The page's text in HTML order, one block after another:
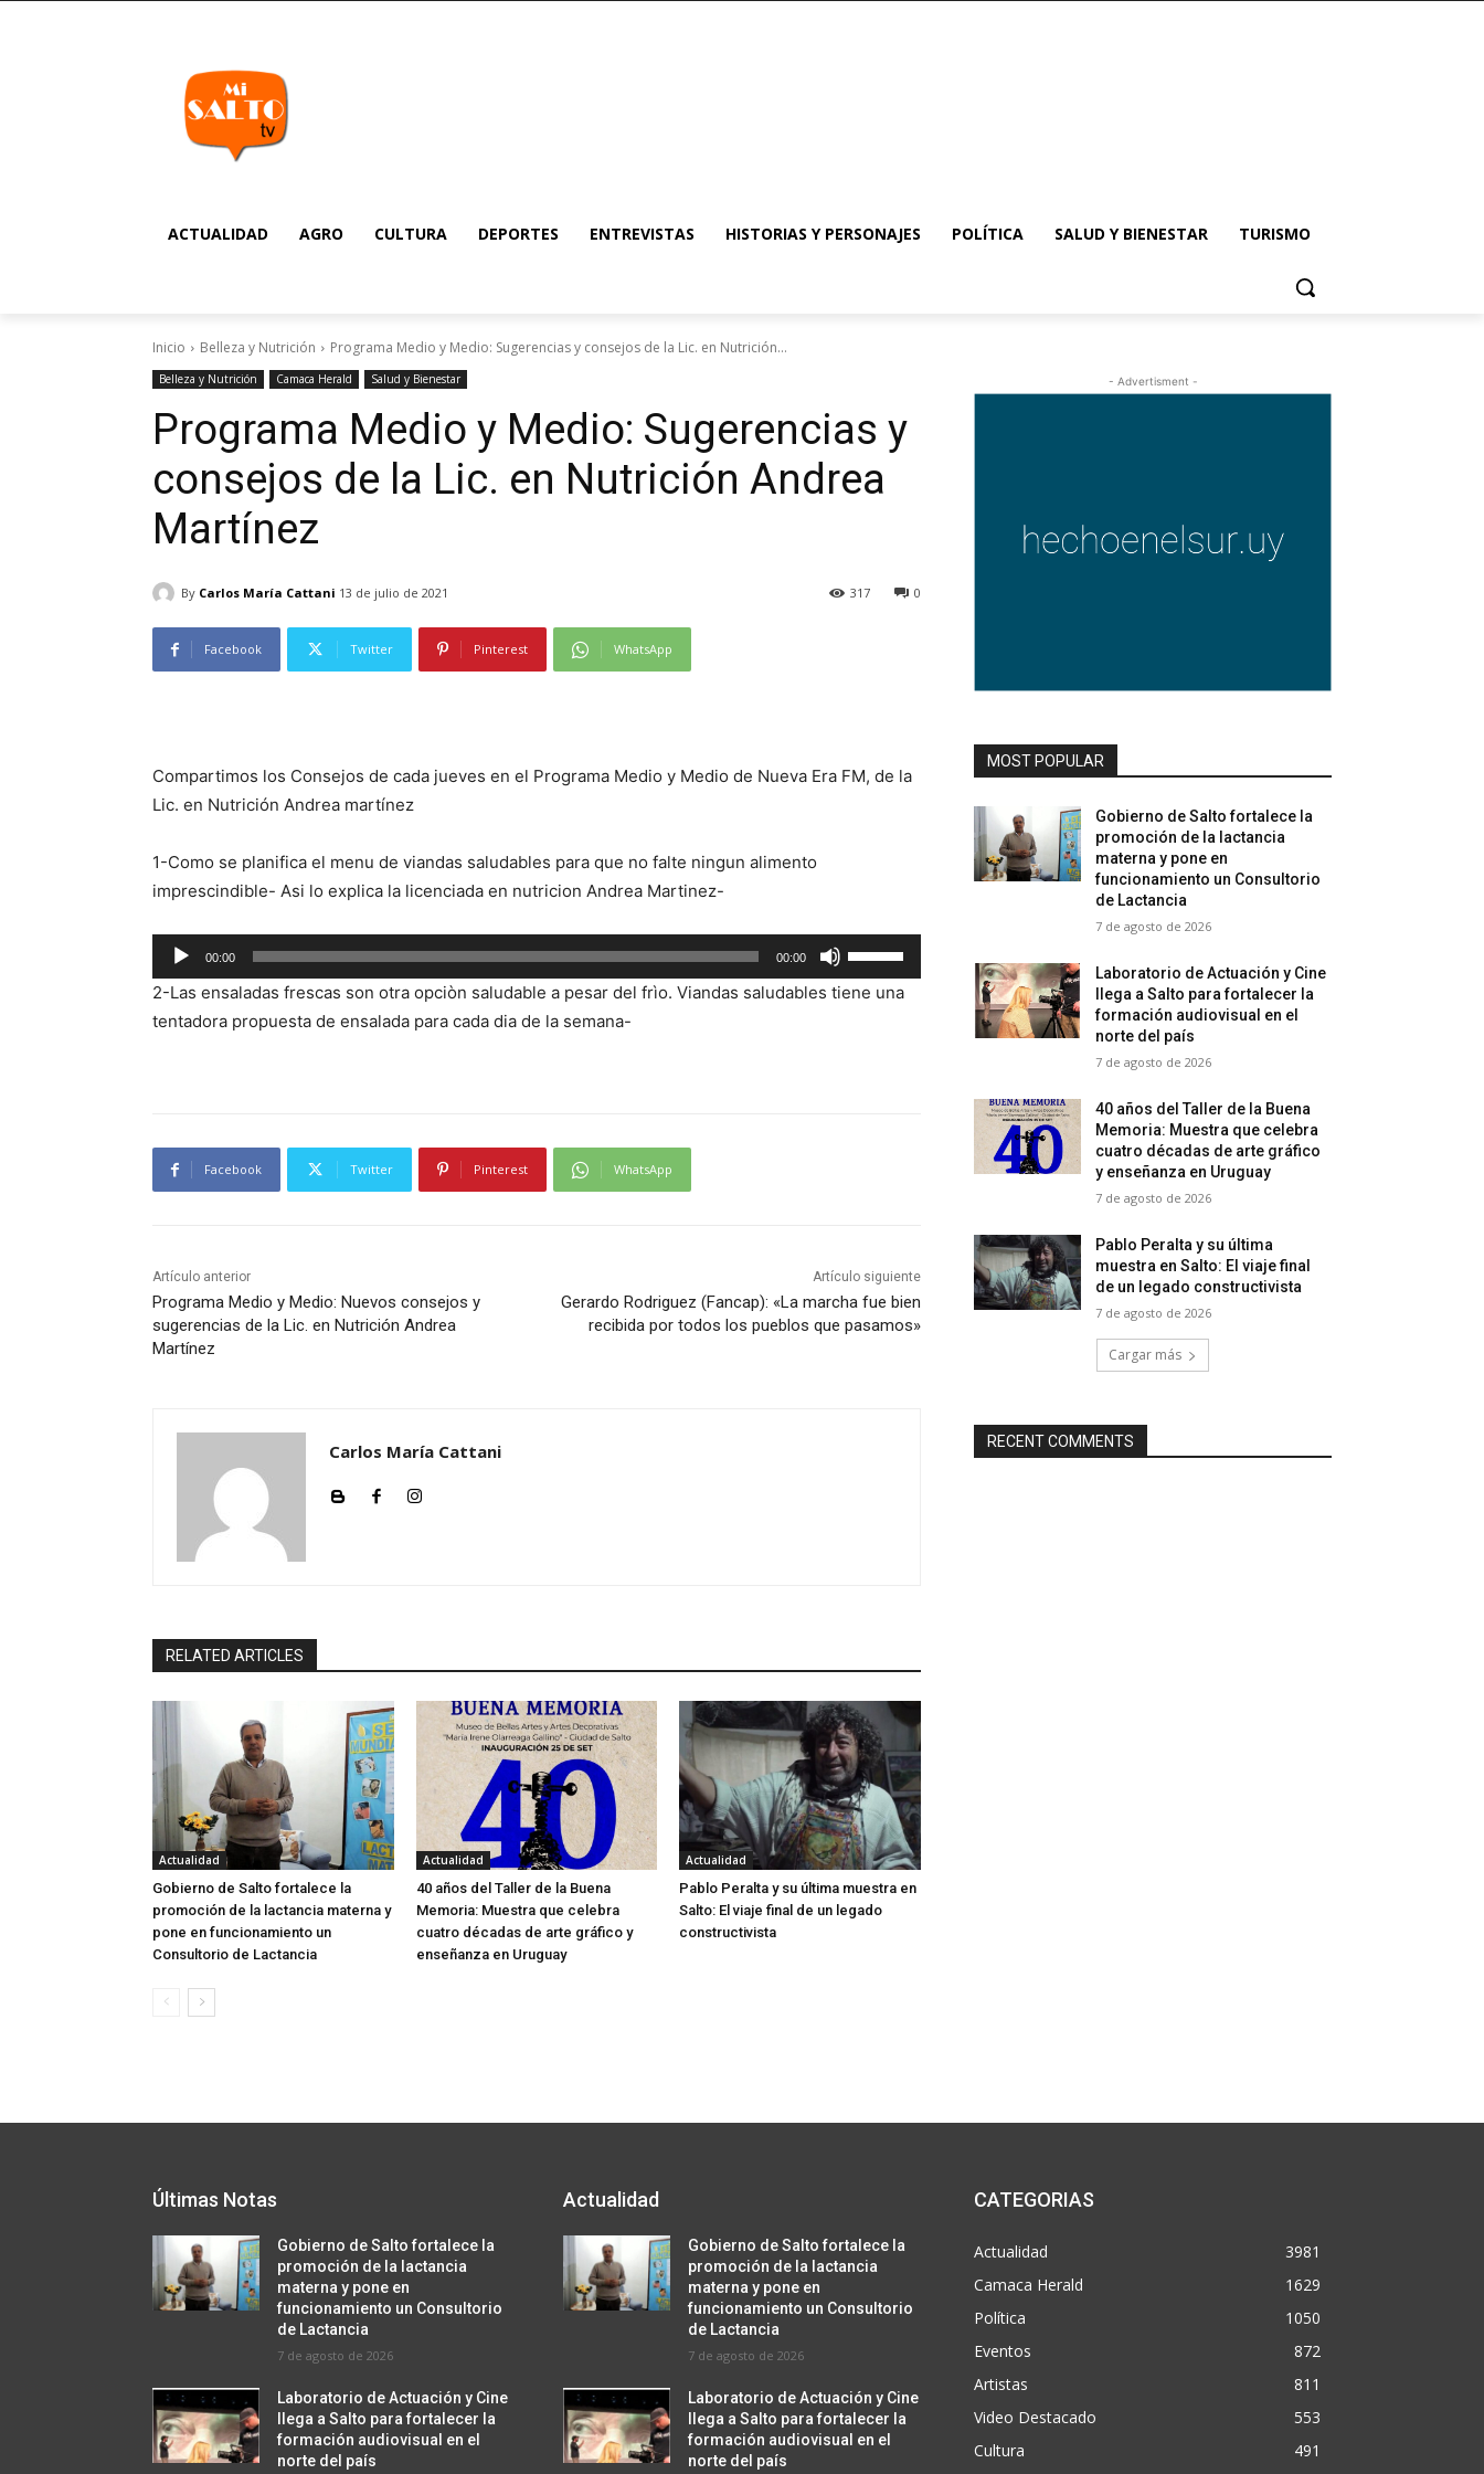
ACTUALIDAD AGRO CULTURA DEPORTES ENTREVISTAS HISTORIAS Y PERSONAJES POLÍTICA SALUD Y BIENESTAR TURISMO
Inicio Belleza y Nutrición Programa Medio y Medio: Sugerencias y consejos de la Lic. en Nutrición...
Belleza y Nutrición Camaca Herald Salud y Bienestar
Programa Medio y Medio: Sugerencias y
consejos de la Lic. en Nutrición Andrea
Martínez
By Carlos María Cattani 13 de julio de 2021 0
317
Facebook Twitter Pinterest WhatsApp
Compartimos los Consejos de cada jueves en el Programa Medio y Medio de Nueva Era FM, de la
Lic. en Nutrición Andrea martínez
1-Como se planifica el menu de viandas saludables para que no falte ningun alimento
imprescindible- Asi lo explica la licenciada en nutricion Andrea Martinez-
e
p
r
c
e
a
u
00:00 00:00
t
i
l
i
b
a
/
a
b
a
j
u
t
a
s
m
2-Las ensaladas frescas son otra opciòn saludable a pesar del frìo. Viandas saludables tiene una
tentadora propuesta de ensalada para cada dia de la semana-
Facebook Twitter Pinterest WhatsApp
Artículo anterior
Programa Medio y Medio: Nuevos consejos y
sugerencias de la Lic. en Nutrición Andrea
Martínez
Artículo siguiente
Gerardo Rodriguez (Fancap): «La marcha fue bien
recibida por todos los pueblos que pasamos»
Carlos María Cattani
RELATED ARTICLES
Actualidad
Gobierno de Salto fortalece la
promoción de la lactancia materna y
pone en funcionamiento un
Consultorio de Lactancia
Actualidad
40 años del Taller de la Buena
Memoria: Muestra que celebra
cuatro décadas de arte gráfico y
enseñanza en Uruguay
Actualidad
Pablo Peralta y su última muestra en
Salto: El viaje final de un legado
constructivista
- Advertisment -
MOST POPULAR
Gobierno de Salto fortalece la
promoción de la lactancia
materna y pone en
funcionamiento un Consultorio
de Lactancia
7 de agosto de 2026
Laboratorio de Actuación y Cine
llega a Salto para fortalecer la
formación audiovisual en el
norte del país
7 de agosto de 2026
40 años del Taller de la Buena
Memoria: Muestra que celebra
cuatro décadas de arte gráfico
y enseñanza en Uruguay
7 de agosto de 2026
Pablo Peralta y su última
muestra en Salto: El viaje final
de un legado constructivista
7 de agosto de 2026
Cargar más
RECENT COMMENTS
Últimas Notas
Gobierno de Salto fortalece la
promoción de la lactancia
materna y pone en
funcionamiento un Consultorio
de Lactancia
7 de agosto de 2026
Laboratorio de Actuación y Cine
llega a Salto para fortalecer la
formación audiovisual en el
norte del país
Actualidad
Gobierno de Salto fortalece la
promoción de la lactancia
materna y pone en
funcionamiento un Consultorio
de Lactancia
7 de agosto de 2026
Laboratorio de Actuación y Cine
llega a Salto para fortalecer la
formación audiovisual en el
norte del país
CATEGORIAS
Actualidad
3981
Camaca Herald
1629
Política
1050
Eventos
872
Artistas
811
Video Destacado
553
Cultura
491